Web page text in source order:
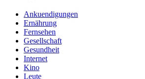
Ankuendigungen
Ernährung
Fernsehen
Gesellschaft
Gesundheit
Internet
Kino
Leute